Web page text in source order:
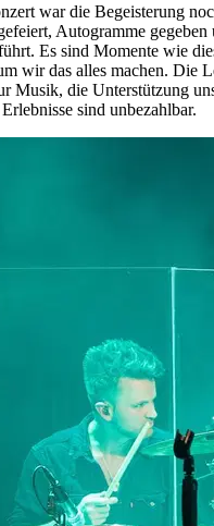
war die Begeisterung
Autogramme gegeben
Es sind Momente wie
wir das alles machen. Die
Musik, die Unterstützung
sind unbezahlbar.